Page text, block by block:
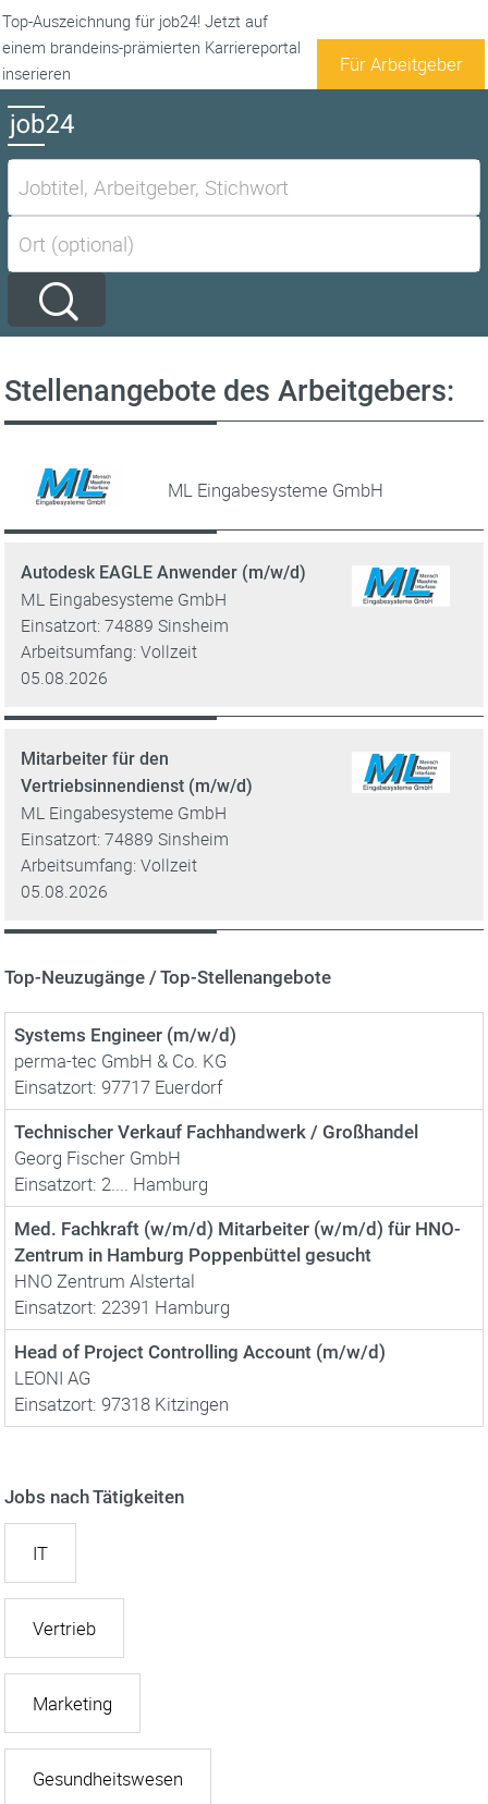
Top-Auszeichnung für job24! Jetzt auf
einem brandeins-prämierten Karriereportal
inserieren
Für Arbeitgeber
Top-Neuzugänge / Top-Stellenangebote
Systems Engineer (m/w/d)
perma-tec GmbH & Co. KG
Einsatzort: 97717 Euerdorf
Technischer Verkauf Fachhandwerk / Großhandel
Georg Fischer GmbH
Einsatzort: 2.... Hamburg
Med. Fachkraft (w/m/d) Mitarbeiter (w/m/d) für HNO-
Zentrum in Hamburg Poppenbüttel gesucht
HNO Zentrum Alstertal
Einsatzort: 22391 Hamburg
Head of Project Controlling Account (m/w/d)
LEONI AG
Einsatzort: 97318 Kitzingen
Jobs nach Tätigkeiten
IT
Vertrieb
Marketing
Gesundheitswesen
Stellenangebote des Arbeitgebers:
ML Eingabesysteme GmbH
Autodesk EAGLE Anwender (m/w/d)
ML Eingabesysteme GmbH
Einsatzort: 74889 Sinsheim
Arbeitsumfang: Vollzeit
05.08.2026
Mitarbeiter für den
Vertriebsinnendienst (m/w/d)
ML Eingabesysteme GmbH
Einsatzort: 74889 Sinsheim
Arbeitsumfang: Vollzeit
05.08.2026